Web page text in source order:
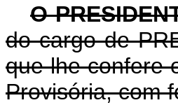
O
do cargo de
que lhe confere
Provisória, com